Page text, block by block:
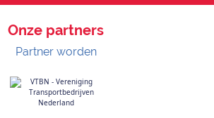
Onze partners
Partner worden